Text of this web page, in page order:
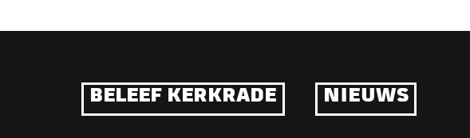
BELEEF KERKRADE NIEUWS